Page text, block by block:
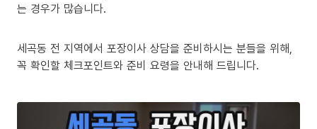
는 경우가 많습니다.
세곡동 전 지역에서 포장이사 상담을 준비하시는 분들을 위해,
꼭 확인할 체크포인트와 준비 요령을 안내해 드립니다.